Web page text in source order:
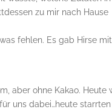
zu mir nach Hause
fehlen. Es gab Hirse mit
aber ohne Kakao. Heute
uns dabei…heute starrten